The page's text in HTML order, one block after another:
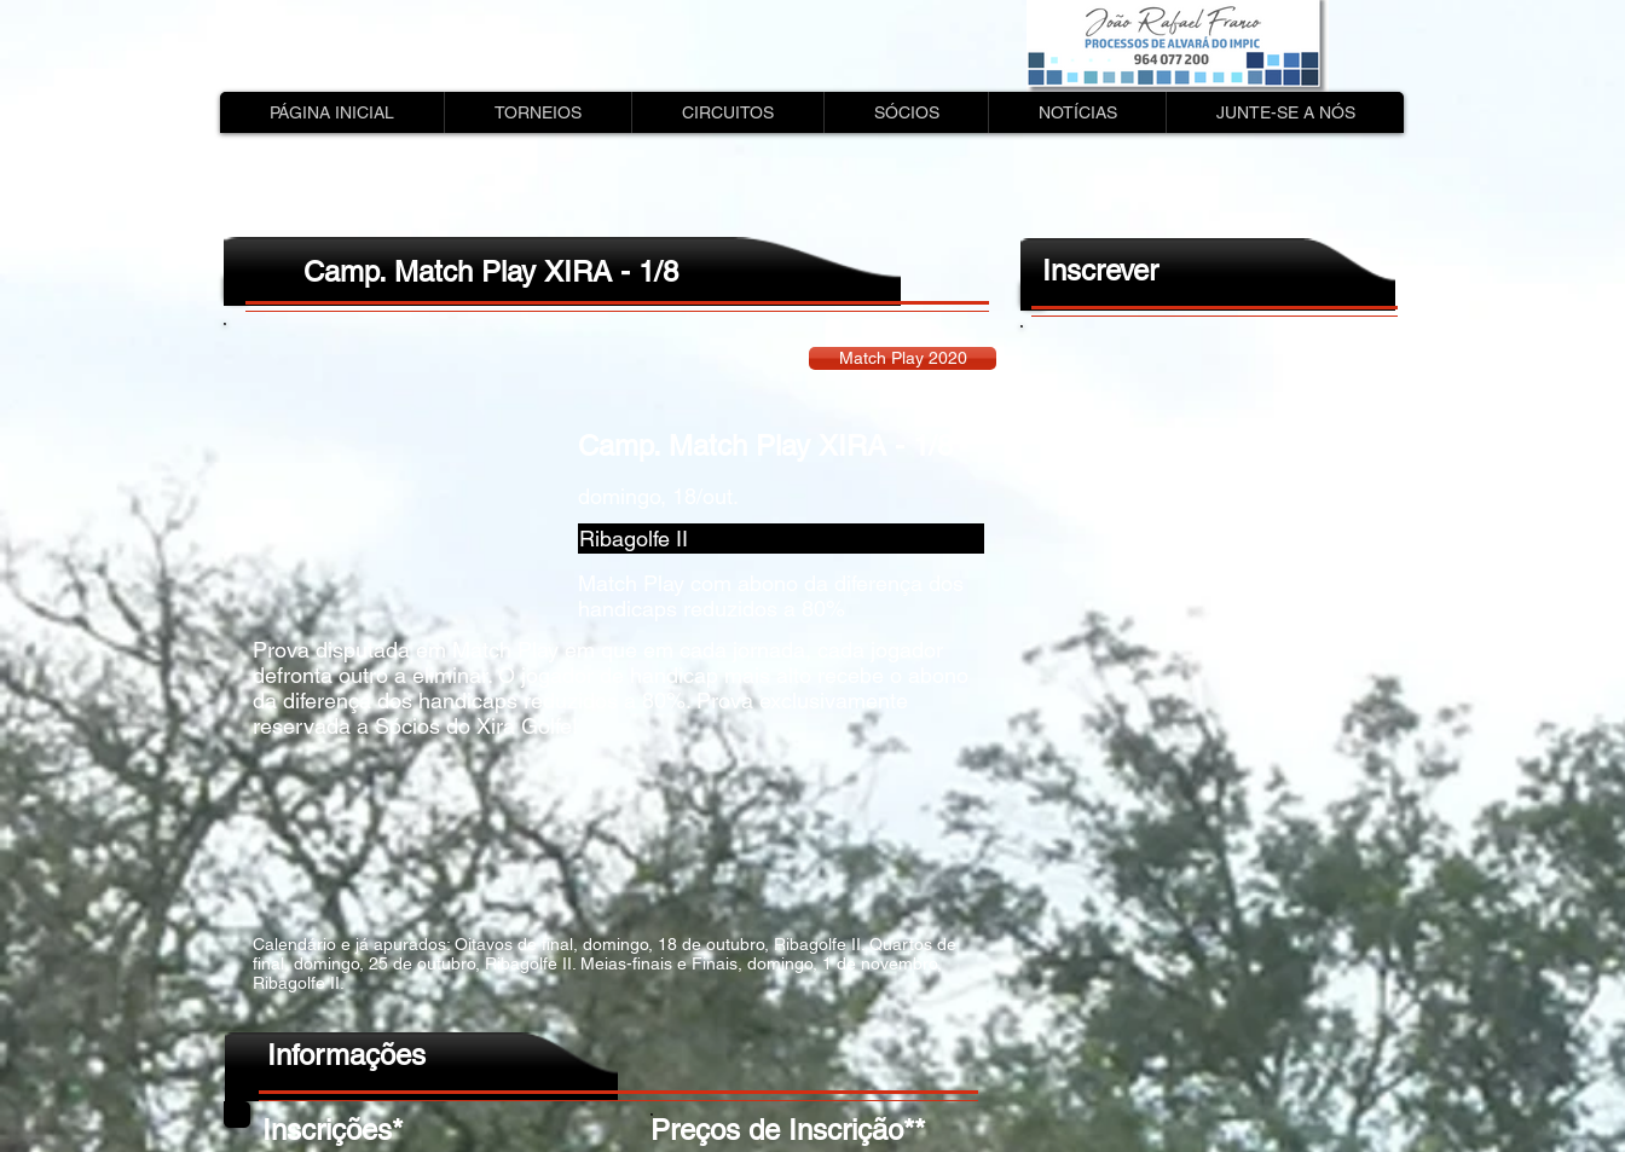
PÁGINA INICIAL TORNEIOS CIRCUITOS SÓCIOS NOTÍCIAS JUNTE-SE A NÓS
Match Play 2020
Ribagolfe II
Prova disputada em Match Play em que em cada jornada, cada jogador
defronta outro a eliminar. ​O jogador de handicap mais alto recebe o abono
da diferença dos handicaps reduzidos a 80%. ​Prova exclusivamente
reservada a Sócios do Xira Golfe!
Calendário e já apurados: Oitavos de final, domingo, 18 de outubro, Ribagolfe II. Quartos de
final, domingo, 25 de outubro, Ribagolfe II. Meias-finais e Finais, domingo, 1 de novembro,
Ribagolfe II.
Camp. Match Play XIRA - 1/8
Informações
Inscrições* Preços de Inscrição**
Inscrever